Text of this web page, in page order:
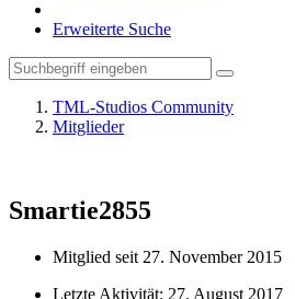
Erweiterte Suche
TML-Studios Community
Mitglieder
Smartie2855
Mitglied seit 27. November 2015
Letzte Aktivität: 27. August 2017